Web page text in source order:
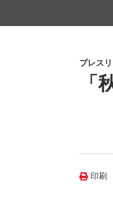
プレス
印刷